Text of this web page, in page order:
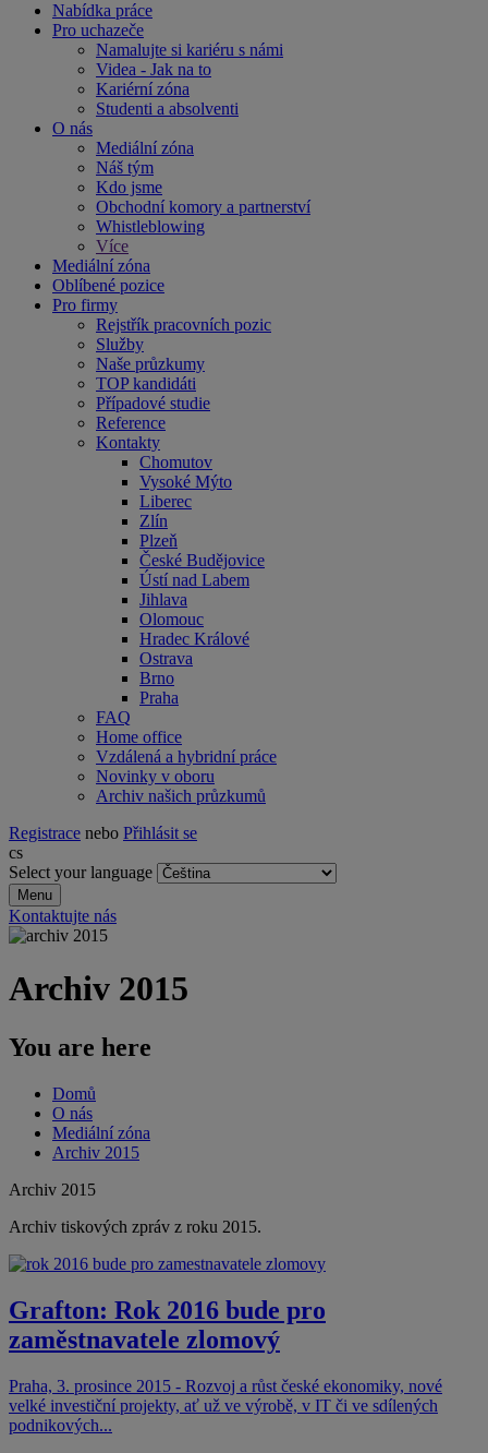
Nabídka práce
Pro uchazeče
Namalujte si kariéru s námi
Videa - Jak na to
Kariérní zóna
Studenti a absolventi
O nás
Mediální zóna
Náš tým
Kdo jsme
Obchodní komory a partnerství
Whistleblowing
Více
Mediální zóna
Oblíbené pozice
Pro firmy
Rejstřík pracovních pozic
Služby
Naše průzkumy
TOP kandidáti
Případové studie
Reference
Kontakty
Chomutov
Vysoké Mýto
Liberec
Zlín
Plzeň
České Budějovice
Ústí nad Labem
Jihlava
Olomouc
Hradec Králové
Ostrava
Brno
Praha
FAQ
Home office
Vzdálená a hybridní práce
Novinky v oboru
Archiv našich průzkumů
Registrace nebo Přihlásit se
cs
Select your language
Menu
Kontaktujte nás
Archiv 2015
You are here
Domů
O nás
Mediální zóna
Archiv 2015
Archiv 2015
Archiv tiskových zpráv z roku 2015.
Grafton: Rok 2016 bude pro
zaměstnavatele zlomový
Praha, 3. prosince 2015 - Rozvoj a růst české ekonomiky, nové
velké investiční projekty, ať už ve výrobě, v IT či ve sdílených
podnikových...